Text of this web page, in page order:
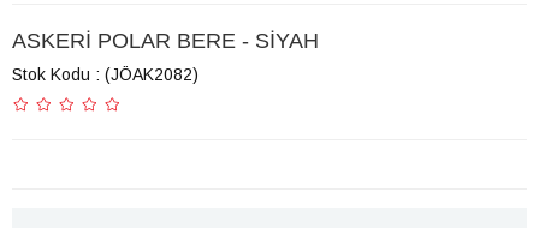
ASKERİ POLAR BERE - SİYAH
Stok Kodu (JÖAK2082)